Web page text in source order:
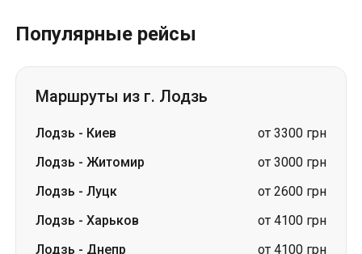
Популярные рейсы
Маршруты из г. Лодзь
Лодзь - Киев
от 3300 грн
Лодзь - Житомир
от 3000 грн
Лодзь - Луцк
от 2600 грн
Лодзь - Харьков
от 4100 грн
Лодзь - Днепр
от 4100 грн